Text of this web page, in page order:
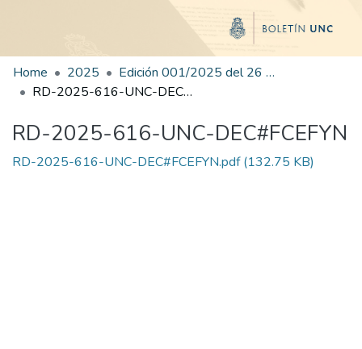
Home 2025
Edición 001/2025 del 26 de mayo de 2025
RD-2025-616-UNC-DEC#FCEFYN
RD-2025-616-UNC-DEC#FCEFYN
RD-2025-616-UNC-DEC#FCEFYN.pdf(132.75 KB)